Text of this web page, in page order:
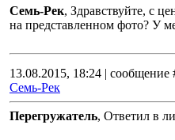
Семь-Рек, Здравствуйте, с
на представленном фото? У
13.08.2015, 18:24 | сообщение
Семь-Рек
Перегружатель, Ответил в